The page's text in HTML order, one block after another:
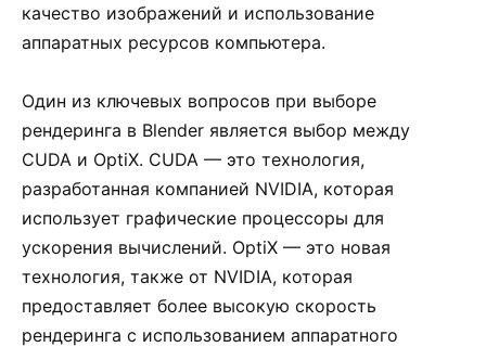
качество изображений и использование
аппаратных ресурсов компьютера.
Один из ключевых вопросов при выборе
рендеринга в Blender является выбор между
CUDA и OptiX. CUDA — это технология,
разработанная компанией NVIDIA, которая
использует графические процессоры для
ускорения вычислений. OptiX — это новая
технология, также от NVIDIA, которая
предоставляет более высокую скорость
рендеринга с использованием аппаратного